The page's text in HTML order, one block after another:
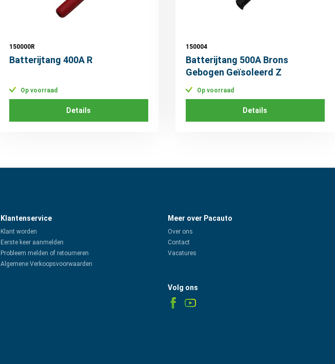
150000R
Batterijtang 400A R
Op voorraad
Details
150004
Batterijtang 500A Brons
Gebogen Geïsoleerd Z
Op voorraad
Details
Klantenservice
Klant worden
Eerste keer aanmelden
Probleem melden of retourneren
Algemene Verkoopsvoorwaarden
Meer over Pacauto
Over ons
Contact
Vacatures
Volg ons